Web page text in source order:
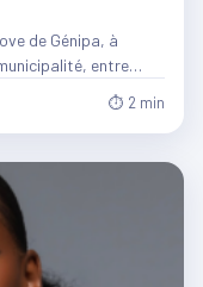
de Génipa, à
entre…
⏱ 2 min